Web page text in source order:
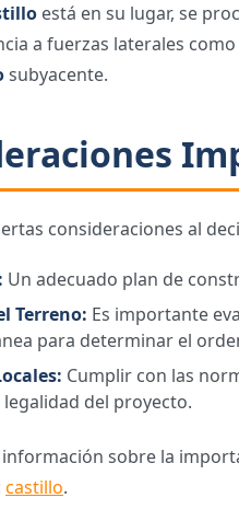
está en su lugar, se
a fuerzas laterales
subyacente.
consideraciones al
Un adecuado plan de
Terreno: Es importante
para determinar el
Cumplir con las
del proyecto.
sobre la
castillo.